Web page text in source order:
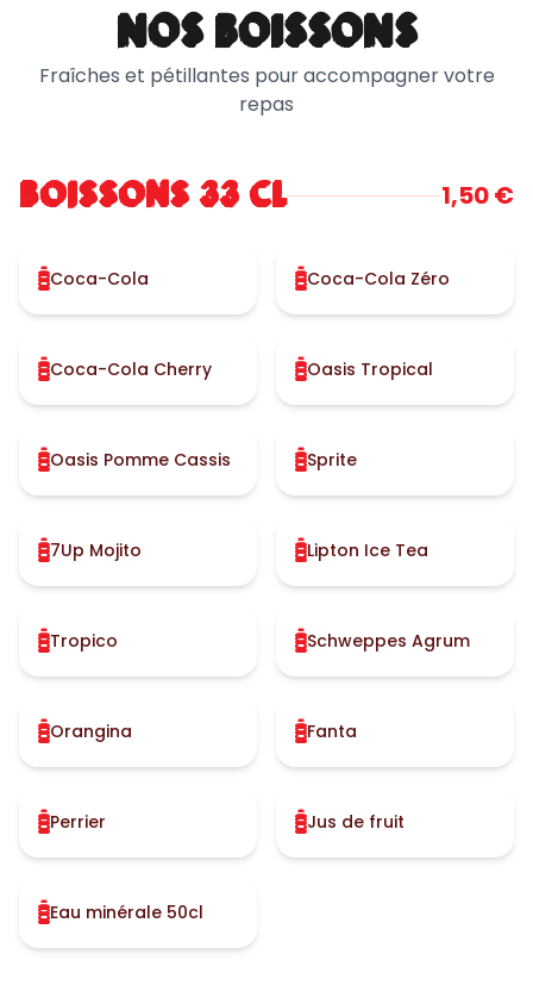
NOS BOISSONS
Fraîches et pétillantes pour accompagner votre
repas
BOISSONS 33 CL 1,50 €
Coca-Cola Coca-Cola Zéro
Coca-Cola Cherry Oasis Tropical
Oasis Pomme Cassis Sprite
7Up Mojito Lipton Ice Tea
Tropico Schweppes Agrum
Orangina Fanta
Perrier Jus de fruit
Eau minérale 50cl